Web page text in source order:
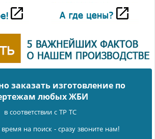
заказать изготовление по
любых ЖБИ
в соответствии с ТР ТС
на поиск - сразу звоните нам!